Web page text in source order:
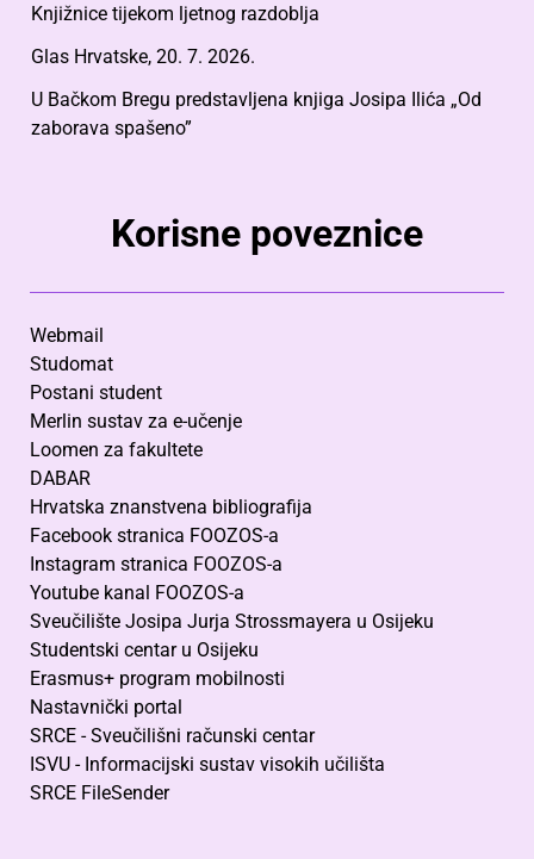
Knjižnice tijekom ljetnog razdoblja
Glas Hrvatske, 20. 7. 2026.
U Bačkom Bregu predstavljena knjiga Josipa Ilića „Od
zaborava spašeno”
Korisne poveznice
Webmail
Studomat
Postani student
Merlin sustav za e-učenje
Loomen za fakultete
DABAR
Hrvatska znanstvena bibliografija
Facebook stranica FOOZOS-a
Instagram stranica FOOZOS-a
Youtube kanal FOOZOS-a
Sveučilište Josipa Jurja Strossmayera u Osijeku
Studentski centar u Osijeku
Erasmus+ program mobilnosti
Nastavnički portal
SRCE - Sveučilišni računski centar
ISVU - Informacijski sustav visokih učilišta
SRCE FileSender